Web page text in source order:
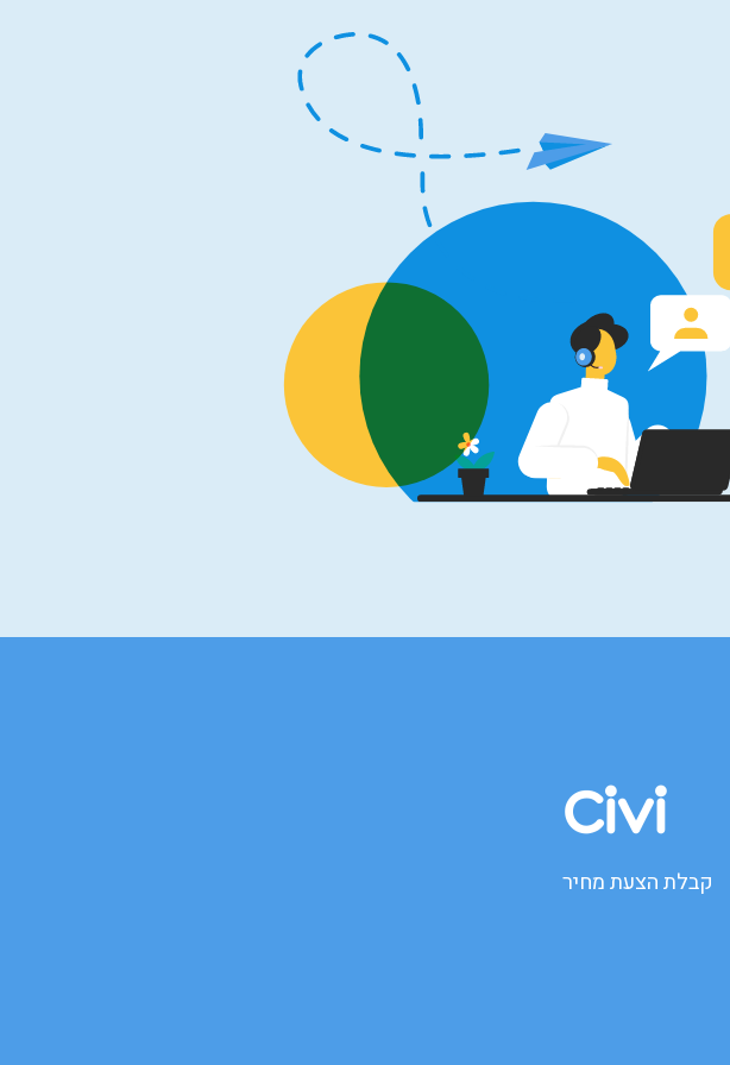
קבלת הצעת מחיר